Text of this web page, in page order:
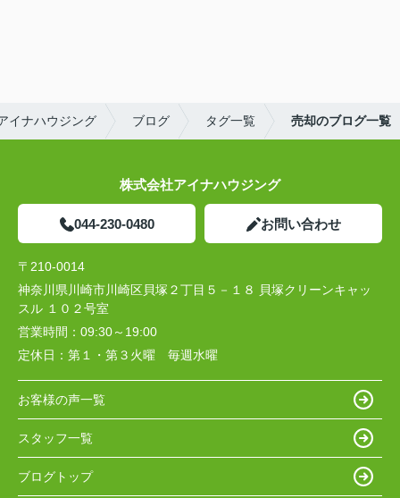
イナハウジング ブログ タグ一覧 売却のブログ一覧
株式会社アイナハウジング
044-230-0480 お問い合わせ
〒210-0014
神奈川県川崎市川崎区貝塚２丁目５－１８ 貝塚クリーンキャッ
スル １０２号室
営業時間： 09:30～19:00
定休日： 第１・第３火曜 毎週水曜
お客様の声一覧
スタッフ一覧
ブログトップ